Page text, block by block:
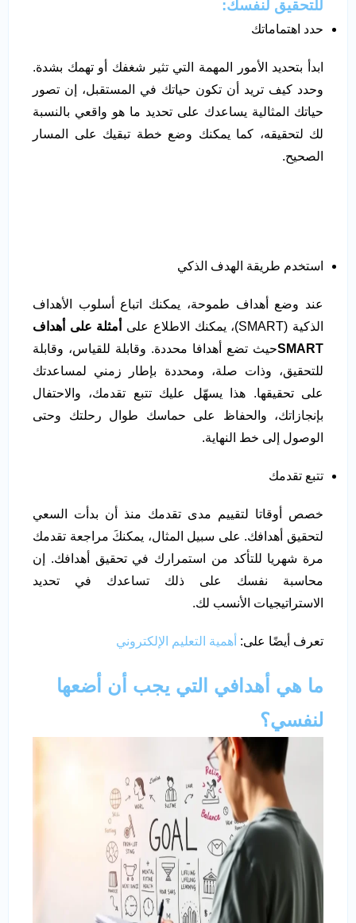
للتحقيق لنفسك:
حدد اهتماماتك
ابدأ بتحديد الأمور المهمة التي تثير شغفك أو تهمك بشدة.
وحدد كيف تريد أن تكون حياتك في المستقبل، إن تصور
حياتك المثالية يساعدك على تحديد ما هو واقعي بالنسبة
لك لتحقيقه، كما يمكنك وضع خطة تبقيك على المسار
الصحيح.
استخدم طريقة الهدف الذكي
عند وضع أهداف طموحة، يمكنك اتباع أسلوب الأهداف
الذكية (SMART)، يمكنك الاطلاع على
أمثلة على أهداف
SMARTحيث تضع أهدافا محددة. وقابلة للقياس، وقابلة
للتحقيق، وذات صلة، ومحددة بإطار زمني لمساعدتك
على تحقيقها. هذا يسهّل عليك تتبع تقدمك، والاحتفال
بإنجازاتك، والحفاظ على حماسك طوال رحلتك وحتى
الوصول إلى خط النهاية.
تتبع تقدمك
خصص أوقاتا لتقييم مدى تقدمك منذ أن بدأت السعي
لتحقيق أهدافك. على سبيل المثال، يمكنكَ مراجعة تقدمك
مرة شهريا للتأكد من استمرارك في تحقيق أهدافك. إن
محاسبة نفسك على ذلك تساعدك في تحديد
الاستراتيجيات الأنسب لك.
تعرف أيضًا على: أهمية التعليم الإلكتروني
ما هي أهدافي التي يجب أن أضعها
لنفسي؟